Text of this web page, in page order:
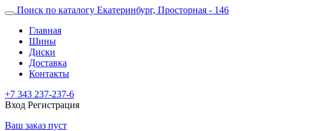
Поиск по каталогу Екатеринбург, Просторная - 146
Главная
Шины
Диски
Доставка
Контакты
+7 343 237-237-6
Вход Регистрация
Ваш заказ пуст